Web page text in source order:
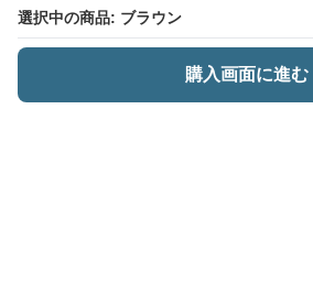
選択中の商品: ブラウン
購入画面に進む
選択中の商品: ブラウン
購入画面に進む